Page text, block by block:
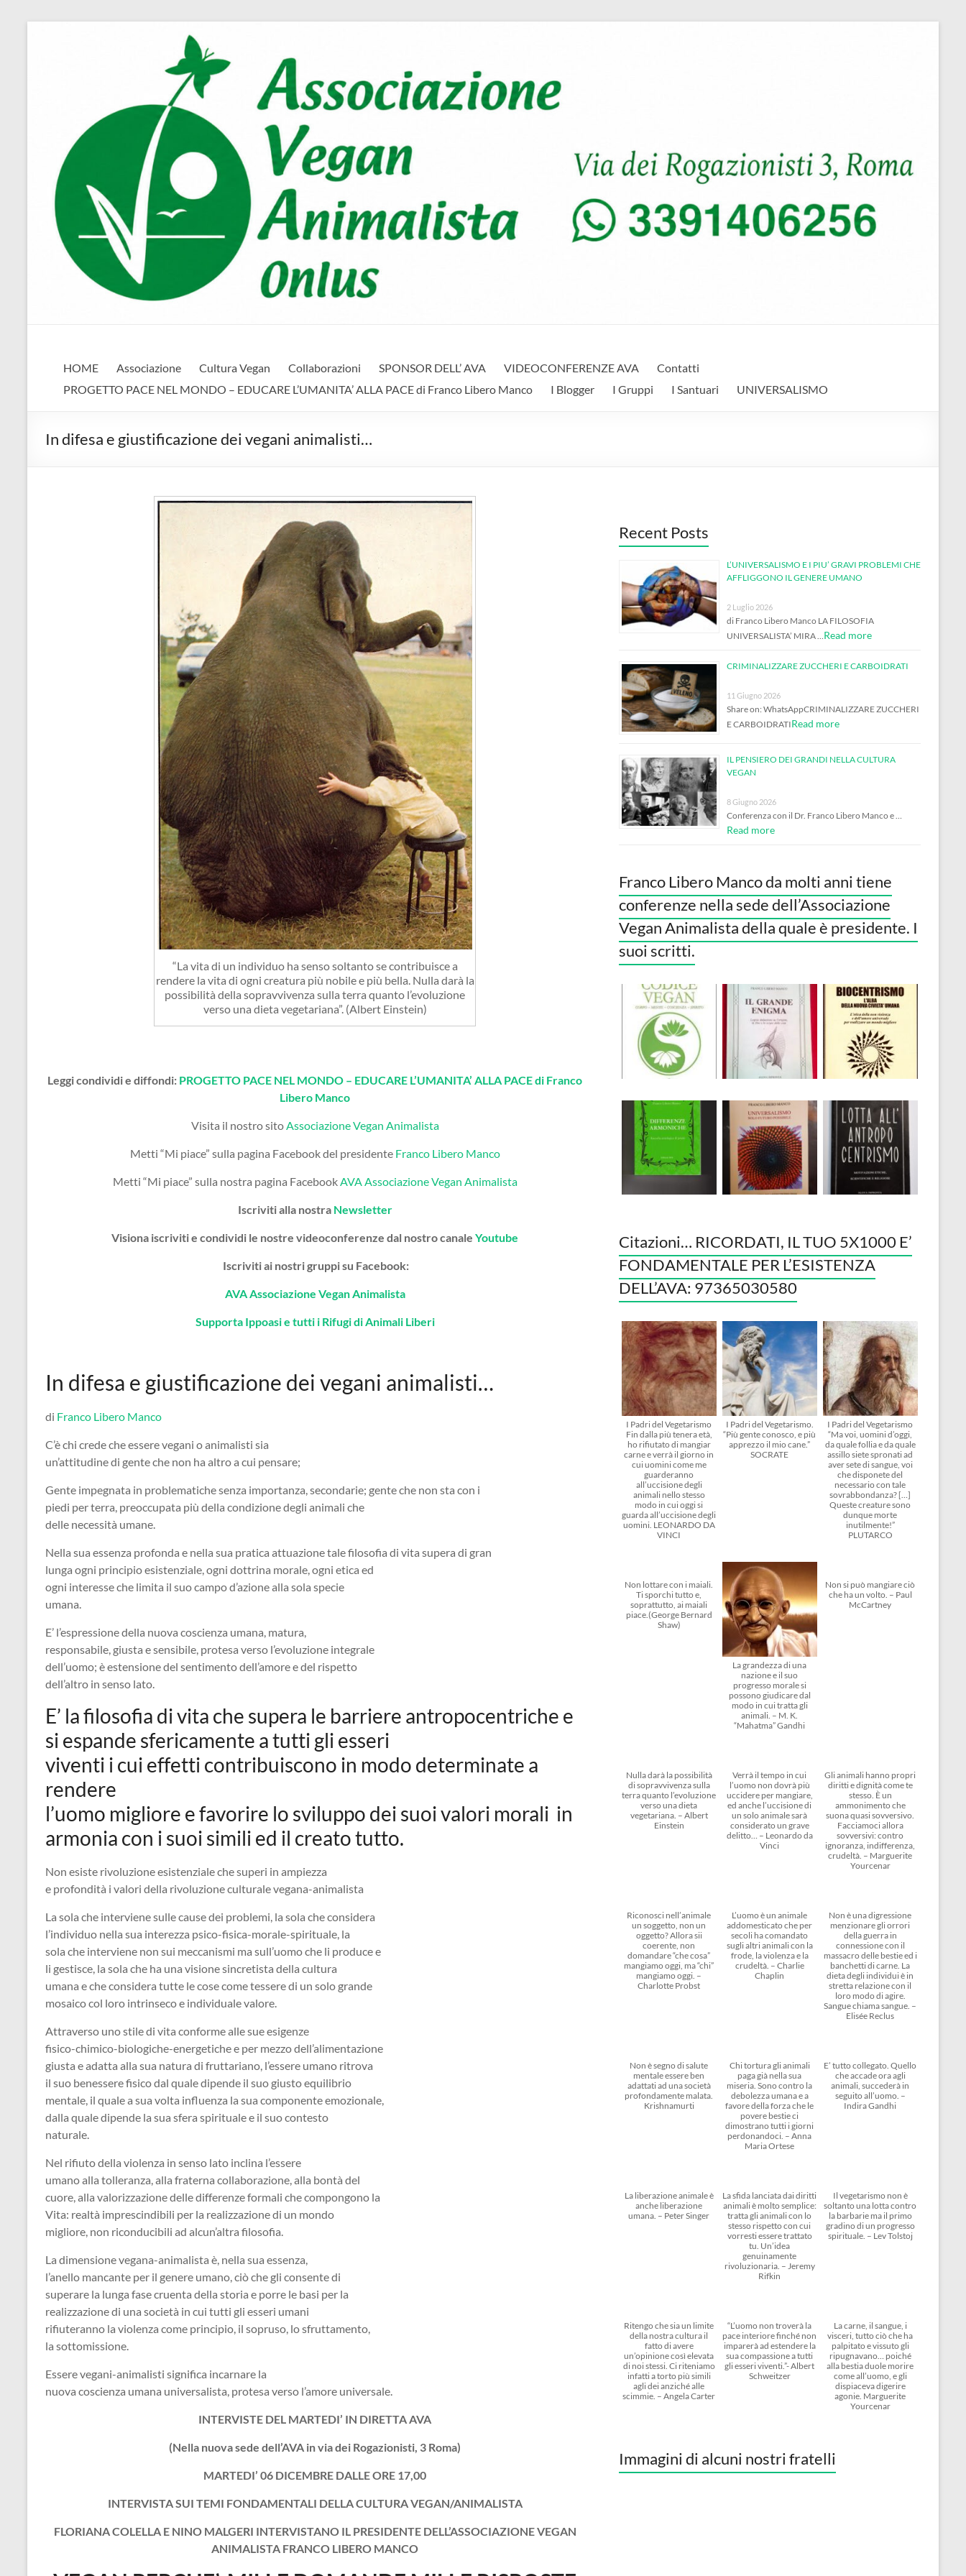
AVA
HOME
Associazione Cultura Vegan Collaborazioni SPONSOR DELL’ AVA VIDEOCONFERENZE AVA
Contatti
PROGETTO PACE NEL MONDO – EDUCARE L’UMANITA’ ALLA PACE di Franco Libero Manco
I Blogger I Gruppi I Santuari UNIVERSALISMO
In difesa e giustificazione dei vegani animalisti…
“La vita di un individuo ha senso soltanto se contribuisce a
rendere la vita di ogni creatura più nobile e più bella. Nulla darà la
possibilità della sopravvivenza sulla terra quanto l’evoluzione
verso una dieta vegetariana”. (Albert Einstein)
Leggi condividi e diffondi: PROGETTO PACE NEL MONDO – EDUCARE L’UMANITA’ ALLA PACE di Franco
Libero Manco
Visita il nostro sito Associazione Vegan Animalista
Metti “Mi piace” sulla pagina Facebook del presidente Franco Libero Manco
Metti “Mi piace” sulla nostra pagina Facebook AVA Associazione Vegan Animalista
Iscriviti alla nostraNewsletter
Visiona iscriviti e condividi le nostre videoconferenze dal nostro canale Youtube
Iscriviti ai nostri gruppi su Facebook:
AVA Associazione Vegan Animalista
Supporta Ippoasi e tutti i Rifugi di Animali Liberi
In difesa e giustificazione dei vegani animalisti…
di Franco Libero Manco
C’è chi crede che essere vegani o animalisti sia
un’attitudine di gente che non ha altro a cui pensare;
Gente impegnata in problematiche senza importanza, secondarie; gente che non sta con i
piedi per terra, preoccupata più della condizione degli animali che
delle necessità umane.
Nella sua essenza profonda e nella sua pratica attuazione tale filosofia di vita supera di gran
lunga ogni principio esistenziale, ogni dottrina morale, ogni etica ed
ogni interesse che limita il suo campo d’azione alla sola specie
umana.
E’ l’espressione della nuova coscienza umana, matura,
responsabile, giusta e sensibile, protesa verso l’evoluzione integrale
dell’uomo; è estensione del sentimento dell’amore e del rispetto
dell’altro in senso lato.
E’ la filosofia di vita che supera le barriere antropocentriche e
si espande sfericamente a tutti gli esseri
viventi i cui effetti contribuiscono in modo determinate a
rendere
l’uomo migliore e favorire lo sviluppo dei suoi valori morali in
armonia con i suoi simili ed il creato tutto.
Non esiste rivoluzione esistenziale che superi in ampiezza
e profondità i valori della rivoluzione culturale vegana-animalista
La sola che interviene sulle cause dei problemi, la sola che considera
l’individuo nella sua interezza psico-fisica-morale-spirituale, la
sola che interviene non sui meccanismi ma sull’uomo che li produce e
li gestisce, la sola che ha una visione sincretista della cultura
umana e che considera tutte le cose come tessere di un solo grande
mosaico col loro intrinseco e individuale valore.
Attraverso uno stile di vita conforme alle sue esigenze
fisico-chimico-biologiche-energetiche e per mezzo dell’alimentazione
giusta e adatta alla sua natura di fruttariano, l’essere umano ritrova
il suo benessere fisico dal quale dipende il suo giusto equilibrio
mentale, il quale a sua volta influenza la sua componente emozionale,
dalla quale dipende la sua sfera spirituale e il suo contesto
naturale.
Nel rifiuto della violenza in senso lato inclina l’essere
umano alla tolleranza, alla fraterna collaborazione, alla bontà del
cuore, alla valorizzazione delle differenze formali che compongono la
Vita: realtà imprescindibili per la realizzazione di un mondo
migliore, non riconducibili ad alcun’altra filosofia.
La dimensione vegana-animalista è, nella sua essenza,
l’anello mancante per il genere umano, ciò che gli consente di
superare la lunga fase cruenta della storia e porre le basi per la
realizzazione di una società in cui tutti gli esseri umani
rifiuteranno la violenza come principio, il sopruso, lo sfruttamento,
la sottomissione.
Essere vegani-animalisti significa incarnare la
nuova coscienza umana universalista, protesa verso l’amore universale.
INTERVISTE DEL MARTEDI’ IN DIRETTA AVA
(Nella nuova sede dell’AVA in via dei Rogazionisti, 3 Roma)
MARTEDI’ 06 DICEMBRE DALLE ORE 17,00
INTERVISTA SUI TEMI FONDAMENTALI DELLA CULTURA VEGAN/ANIMALISTA
FLORIANA COLELLA E NINO MALGERI INTERVISTANO IL PRESIDENTE DELL’ASSOCIAZIONE VEGAN
ANIMALISTA FRANCO LIBERO MANCO
Recent Posts
L’UNIVERSALISMO E I PIU’ GRAVI PROBLEMI CHE
AFFLIGGONO IL GENERE UMANO
2 Luglio 2026
di Franco Libero Manco LA FILOSOFIA
UNIVERSALISTA’ MIRA … Read more
CRIMINALIZZARE ZUCCHERI E CARBOIDRATI
11 Giugno 2026
Share on: WhatsAppCRIMINALIZZARE ZUCCHERI
E CARBOIDRATIRead more
IL PENSIERO DEI GRANDI NELLA CULTURA
VEGAN
8 Giugno 2026
Conferenza con il Dr. Franco Libero Manco e …
Read more
Franco Libero Manco da molti anni tiene
conferenze nella sede dell’Associazione
Vegan Animalista della quale è presidente. I
suoi scritti.
Citazioni… RICORDATI, IL TUO 5X1000 E’
FONDAMENTALE PER L’ESISTENZA
DELL’AVA: 97365030580
I Padri del Vegetarismo
Fin dalla più tenera età,
ho rifiutato di mangiar
carne e verrà il giorno in
cui uomini come me
guarderanno
all’uccisione degli
animali nello stesso
modo in cui oggi si
guarda all’uccisione degli
uomini. LEONARDO DA
VINCI
I Padri del Vegetarismo.
“Più gente conosco, e più
apprezzo il mio cane.”
SOCRATE
I Padri del Vegetarismo
“Ma voi, uomini d’oggi,
da quale follia e da quale
assillo siete spronati ad
aver sete di sangue, voi
che disponete del
necessario con tale
sovrabbondanza? […]
Queste creature sono
dunque morte
inutilmente!”
PLUTARCO
Non lottare con i maiali.
Ti sporchi tutto e,
soprattutto, ai maiali
piace.(George Bernard
Shaw)
La grandezza di una
nazione e il suo
progresso morale si
possono giudicare dal
modo in cui tratta gli
animali. – M. K.
“Mahatma” Gandhi
Non si può mangiare ciò
che ha un volto. – Paul
McCartney
Nulla darà la possibilità
di sopravvivenza sulla
terra quanto l’evoluzione
verso una dieta
vegetariana. – Albert
Einstein
Verrà il tempo in cui
l’uomo non dovrà più
uccidere per mangiare,
ed anche l’uccisione di
un solo animale sarà
considerato un grave
delitto… – Leonardo da
Vinci
Gli animali hanno propri
diritti e dignità come te
stesso. È un
ammonimento che
suona quasi sovversivo.
Facciamoci allora
sovversivi: contro
ignoranza, indifferenza,
crudeltà. – Marguerite
Yourcenar
Riconosci nell’animale
un soggetto, non un
oggetto? Allora sii
coerente, non
domandare “che cosa”
mangiamo oggi, ma “chi”
mangiamo oggi. –
Charlotte Probst
L’uomo è un animale
addomesticato che per
secoli ha comandato
sugli altri animali con la
frode, la violenza e la
crudeltà. – Charlie
Chaplin
Non è una digressione
menzionare gli orrori
della guerra in
connessione con il
massacro delle bestie ed i
banchetti di carne. La
dieta degli individui è in
stretta relazione con il
loro modo di agire.
Sangue chiama sangue. –
Elisée Reclus
Non è segno di salute
mentale essere ben
adattati ad una società
profondamente malata.
Krishnamurti
Chi tortura gli animali
paga già nella sua
miseria. Sono contro la
debolezza umana e a
favore della forza che le
povere bestie ci
dimostrano tutti i giorni
perdonandoci. – Anna
Maria Ortese
E’ tutto collegato. Quello
che accade ora agli
animali, succederà in
seguito all’uomo. –
Indira Gandhi
La liberazione animale è
anche liberazione
umana. – Peter Singer
La sfida lanciata dai diritti
animali è molto semplice:
tratta gli animali con lo
stesso rispetto con cui
vorresti essere trattato
tu. Un’idea
genuinamente
rivoluzionaria. – Jeremy
Rifkin
Il vegetarismo non è
soltanto una lotta contro
la barbarie ma il primo
gradino di un progresso
spirituale. – Lev Tolstoj
Ritengo che sia un limite
della nostra cultura il
fatto di avere
un’opinione così elevata
di noi stessi. Ci riteniamo
infatti a torto più simili
agli dei anziché alle
scimmie. – Angela Carter
“L’uomo non troverà la
pace interiore finché non
imparerà ad estendere la
sua compassione a tutti
gli esseri viventi.”- Albert
Schweitzer
La carne, il sangue, i
visceri, tutto ciò che ha
palpitato e vissuto gli
ripugnavano… poiché
alla bestia duole morire
come all’uomo, e gli
dispiaceva digerire
agonie. Marguerite
Yourcenar
Immagini di alcuni nostri fratelli